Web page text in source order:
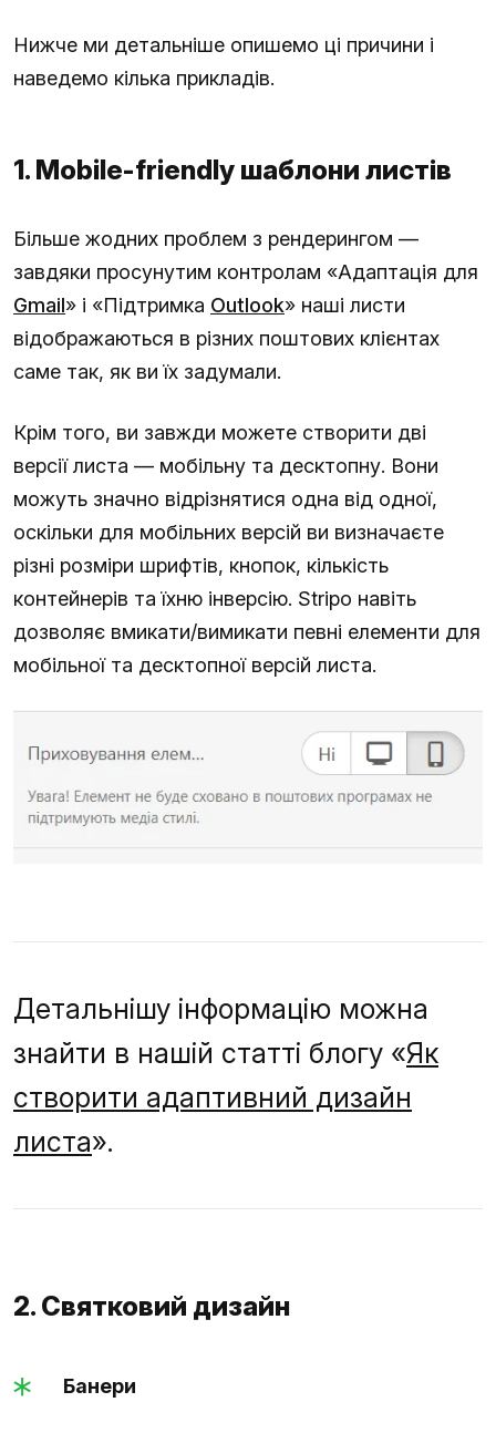
Нижче ми детальніше опишемо ці причини і
наведемо кілька прикладів.
1. Mobile-friendly шаблони листів
Більше жодних проблем з рендерингом —
завдяки просунутим контролам «Адаптація для
Gmail» і «Підтримка Outlook» наші листи
відображаються в різних поштових клієнтах
саме так, як ви їх задумали.
Крім того, ви завжди можете створити дві
версії листа — мобільну та десктопну. Вони
можуть значно відрізнятися одна від одної,
оскільки для мобільних версій ви визначаєте
різні розміри шрифтів, кнопок, кількість
контейнерів та їхню інверсію. Stripo навіть
дозволяє вмикати/вимикати певні елементи для
мобільної та десктопної версій листа.
Детальнішу інформацію можна
знайти в нашій статті блогу «Як
створити адаптивний дизайн
листа».
2. Святковий дизайн
Банери